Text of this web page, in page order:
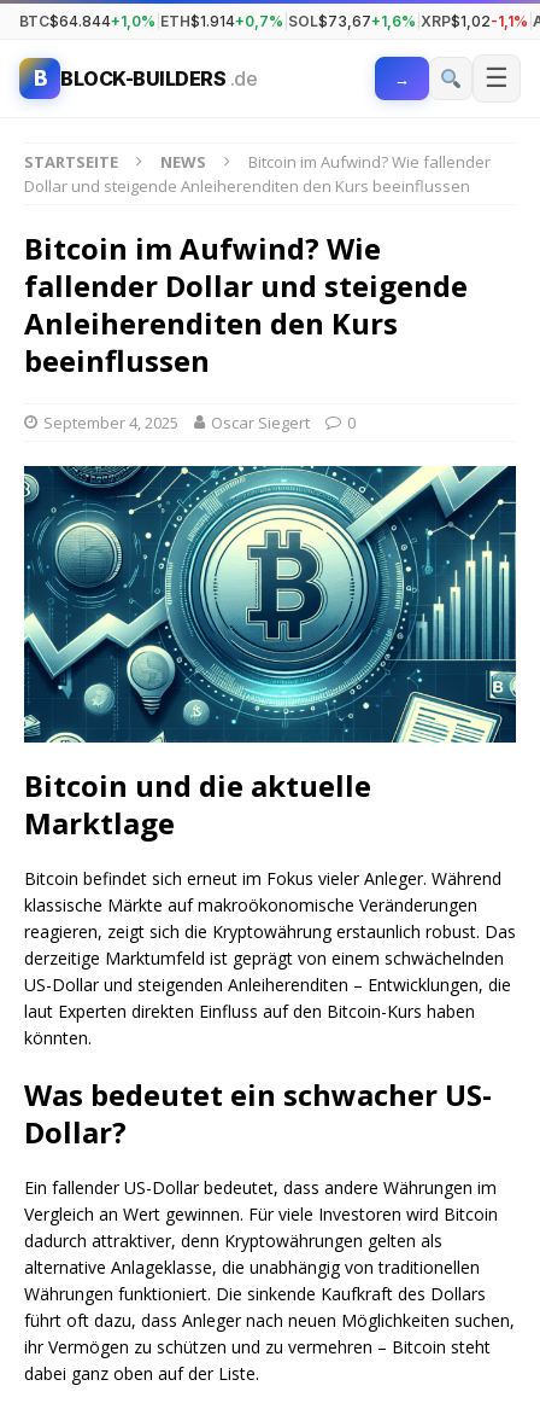
BTC$64.844+1,0% ETH$1.914+0,7% SOL$73,67+1,6% XRP$1,02-1,1%
B BLOCK-BUILDERS .de → ☰
STARTSEITE NEWS
Bitcoin im Aufwind? Wie fallender
Dollar und steigende Anleiherenditen den Kurs beeinflussen
Bitcoin im Aufwind? Wie
fallender Dollar und steigende
Anleiherenditen den Kurs
beeinflussen
September 4, 2025 Oscar Siegert 0
Bitcoin und die aktuelle
Marktlage
Bitcoin befindet sich erneut im Fokus vieler Anleger. Während
klassische Märkte auf makroökonomische Veränderungen
reagieren, zeigt sich die Kryptowährung erstaunlich robust. Das
derzeitige Marktumfeld ist geprägt von einem schwächelnden
US-Dollar und steigenden Anleiherenditen – Entwicklungen, die
laut Experten direkten Einfluss auf den Bitcoin-Kurs haben
könnten.
Was bedeutet ein schwacher US-
Dollar?
Ein fallender US-Dollar bedeutet, dass andere Währungen im
Vergleich an Wert gewinnen. Für viele Investoren wird Bitcoin
dadurch attraktiver, denn Kryptowährungen gelten als
alternative Anlageklasse, die unabhängig von traditionellen
Währungen funktioniert. Die sinkende Kaufkraft des Dollars
führt oft dazu, dass Anleger nach neuen Möglichkeiten suchen,
ihr Vermögen zu schützen und zu vermehren – Bitcoin steht
dabei ganz oben auf der Liste.